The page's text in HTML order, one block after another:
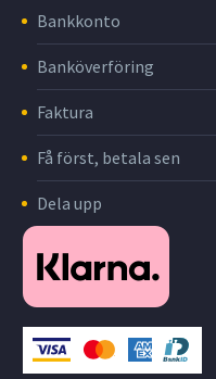
Bankkonto
Banköverföring
Faktura
Få först, betala sen
Dela upp